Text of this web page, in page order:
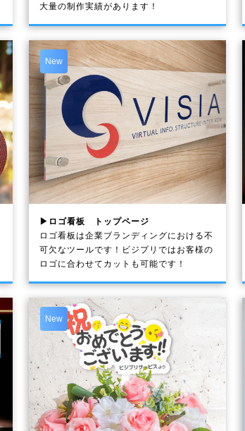
大量の制作実績があります！
New
▶ロゴ看板 トップページ
ロゴ看板は企業ブランディングにおける不
可欠なツールです！ビジプリではお客様の
ロゴに合わせてカットも可能です！
New